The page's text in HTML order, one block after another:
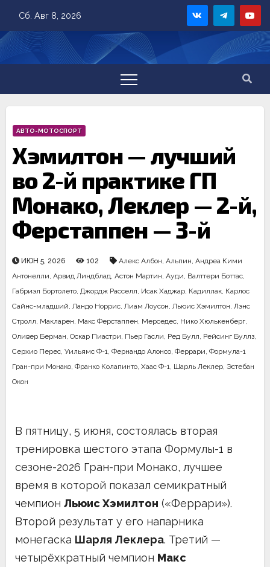
content
Сб. Авг 8, 2026
АВТО-МОТОСПОРТ
Хэмилтон — лучший
во 2-й практике ГП
Монако, Леклер — 2-й,
Ферстаппен — 3-й
ИЮН 5, 2026 102 Алекс Албон, Альпин, Андреа Кими
Антонелли, Арвид Линдблад, Астон Мартин, Ауди, Валттери Боттас,
Габриэл Бортолето, Джордж Расселл, Исак Хаджар, Кадиллак, Карлос
Сайнс-младший, Ландо Норрис, Лиам Лоусон, Льюис Хэмилтон, Лэнс
Стролл, Макларен, Макс Ферстаппен, Мерседес, Нико Хюлькенберг,
Оливер Берман, Оскар Пиастри, Пьер Гасли, Ред Булл, Рейсинг Буллз,
Серхио Перес, Уильямс Ф-1, Фернандо Алонсо, Феррари, Формула-1
Гран-при Монако, Франко Колапинто, Хаас Ф-1, Шарль Леклер, Эстебан
Окон
В пятницу, 5 июня, состоялась вторая
тренировка шестого этапа Формулы-1 в
сезоне-2026 Гран-при Монако, лучшее
время в которой показал семикратный
чемпион Льюис Хэмилтон («Феррари»).
Второй результат у его напарника
монегаска Шарля Леклера. Третий —
четырёхкратный чемпион Макс